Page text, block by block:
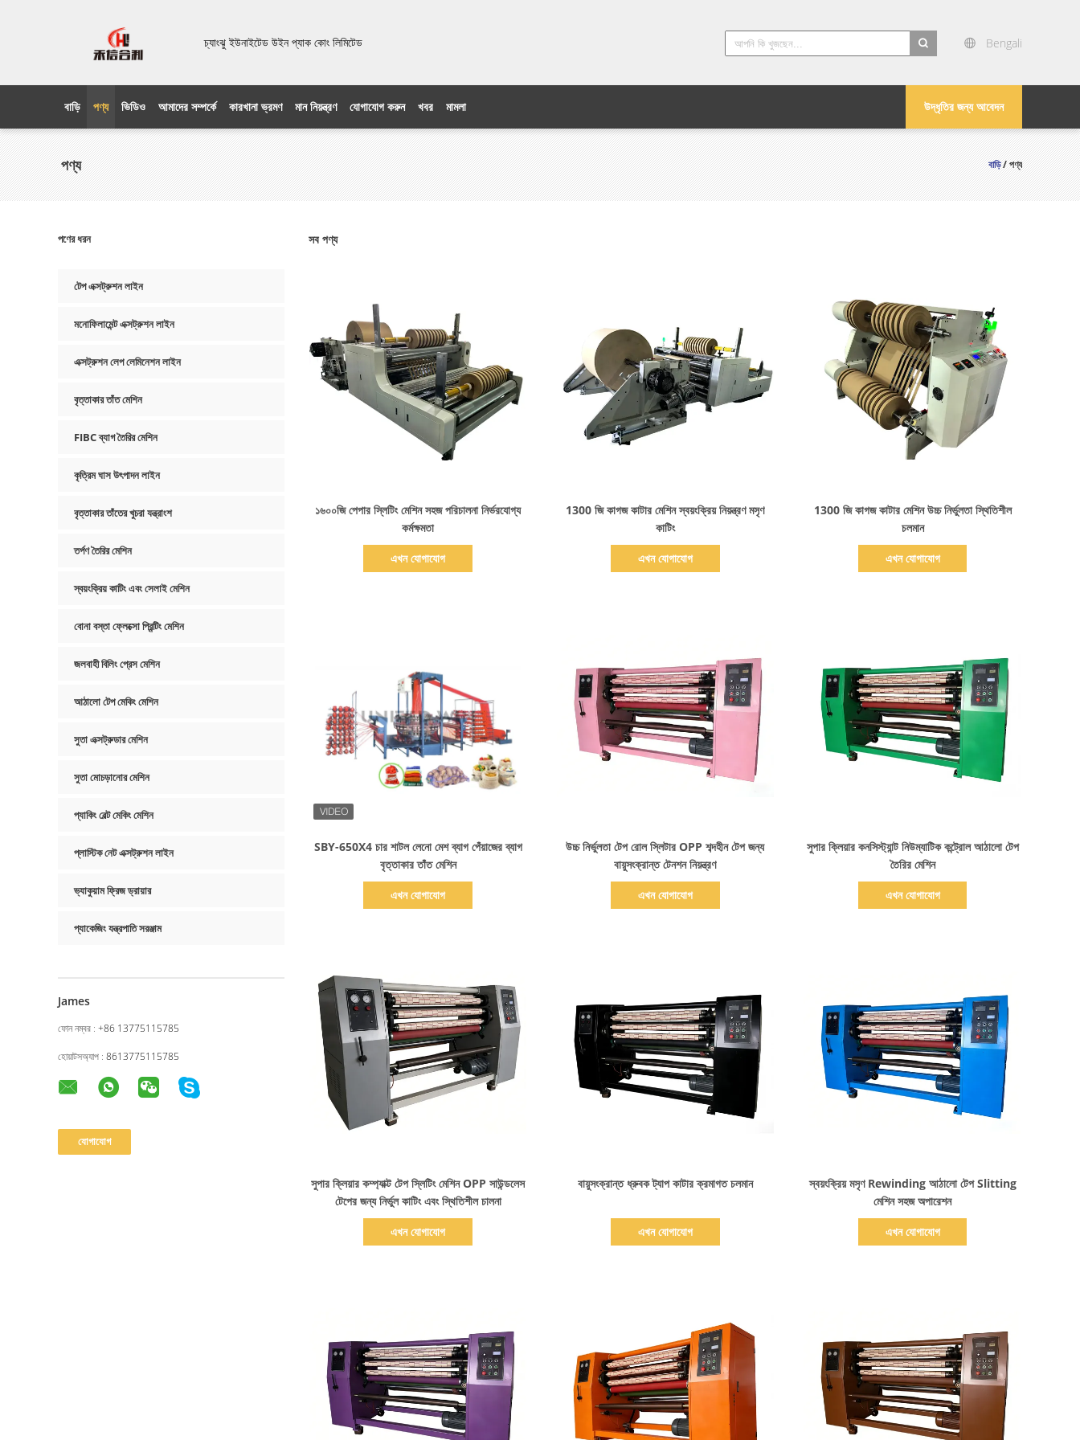
চ্যাংঝু ইউনাইটেড উইন প্যাক কোং লিমিটেড
Bengali
উদ্ধৃতির জন্য আবেদন
বাড়ি পণ্য ভিডিও আমাদের সম্পর্কে কারখানা ভ্রমণ মান নিয়ন্ত্রণ যোগাযোগ করুন খবর মামলা
পণ্য বাড়ি/ পণ্য
পণের ধরন
টেপ এক্সট্রুশন লাইন
মনোফিলামেন্ট এক্সট্রুশন লাইন
এক্সট্রুশন লেপ লেমিনেশন লাইন
বৃত্তাকার তাঁত মেশিন
FIBC ব্যাগ তৈরির মেশিন
কৃত্রিম ঘাস উৎপাদন লাইন
বৃত্তাকার তাঁতের খুচরা যন্ত্রাংশ
তর্পণ তৈরির মেশিন
স্বয়ংক্রিয় কাটিং এবং সেলাই মেশিন
বোনা বস্তা ফ্লেক্সো প্রিন্টিং মেশিন
জলবাহী বিলিং প্রেস মেশিন
আঠালো টেপ মেকিং মেশিন
সুতা এক্সট্রুডার মেশিন
সুতা মোচড়ানোর মেশিন
প্যাকিং বেল্ট মেকিং মেশিন
প্লাস্টিক নেট এক্সট্রুশন লাইন
ভ্যাকুয়াম ফ্রিজ ড্রায়ার
প্যাকেজিং যন্ত্রপাতি সরঞ্জাম
James
ফোন নম্বর : +86 13775115785
হোয়াটসঅ্যাপ : 8613775115785
সব পণ্য
১৬০০জি পেপার স্লিটিং মেশিন সহজ পরিচালনা নির্ভরযোগ্য
কর্মক্ষমতা
এখন যোগাযোগ
1300 জি কাগজ কাটার মেশিন স্বয়ংক্রিয় নিয়ন্ত্রণ মসৃণ
কাটিং
এখন যোগাযোগ
1300 জি কাগজ কাটার মেশিন উচ্চ নির্ভুলতা স্থিতিশীল
চলমান
এখন যোগাযোগ
SBY-650X4 চার শাটল লেনো মেশ ব্যাগ পেঁয়াজের ব্যাগ
বৃত্তাকার তাঁত মেশিন
এখন যোগাযোগ
উচ্চ নির্ভুলতা টেপ রোল স্লিটার OPP শব্দহীন টেপ জন্য
বায়ুসংক্রান্ত টেনশন নিয়ন্ত্রণ
এখন যোগাযোগ
সুপার ক্লিয়ার কনসিস্ট্যান্ট নিউম্যাটিক কন্ট্রোল আঠালো টেপ
তৈরির মেশিন
এখন যোগাযোগ
সুপার ক্লিয়ার কম্প্যাক্ট টেপ স্লিটিং মেশিন OPP সাউন্ডলেস
টেপের জন্য নির্ভুল কাটিং এবং স্থিতিশীল চালনা
এখন যোগাযোগ
বায়ুসংক্রান্ত ধ্রুবক ট্যাপ কাটার ক্রমাগত চলমান
এখন যোগাযোগ
বিস্তারিত দেখাও
স্বয়ংক্রিয় মসৃণ Rewinding আঠালো টেপ Slitting
মেশিন সহজ অপারেশন
এখন যোগাযোগ